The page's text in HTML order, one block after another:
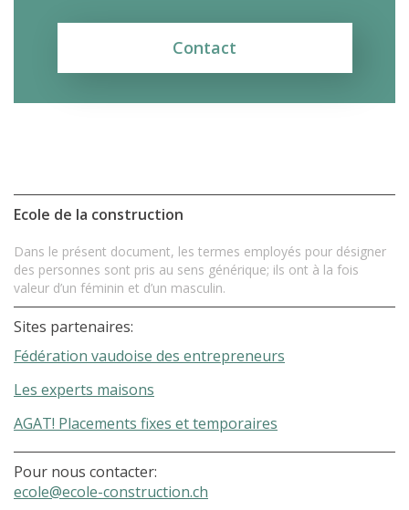
Contact
Ecole de la construction
Dans le présent document, les termes employés pour désigner
des personnes sont pris au sens générique; ils ont à la fois
valeur d’un féminin et d’un masculin.
Sites partenaires:
Fédération vaudoise des entrepreneurs
Les experts maisons
AGAT! Placements fixes et temporaires
Pour nous contacter:
ecole@ecole-construction.ch